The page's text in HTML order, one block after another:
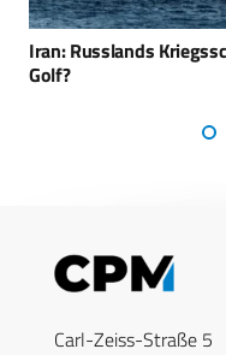
IAI entwickelt nächste
Carl-Zeiss-Straße 5